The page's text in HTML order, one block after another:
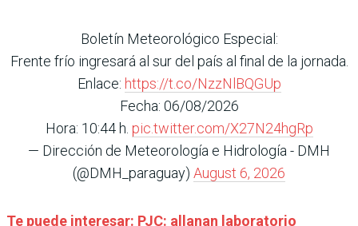
Boletín Meteorológico Especial:
Frente frío ingresará al sur del país al final de la jornada.
Enlace: https://t.co/NzzNlBQGUp
Fecha: 06/08/2026
Hora: 10:44 h. pic.twitter.com/X27N24hgRp
— Dirección de Meteorología e Hidrología - DMH
(@DMH_paraguay) August 6, 2026
Te puede interesar: PJC: allanan laboratorio